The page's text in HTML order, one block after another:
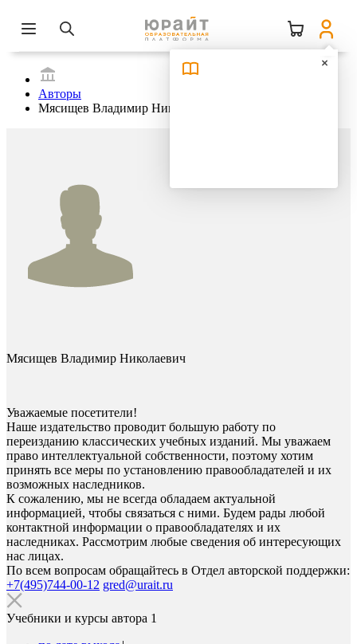
Авторы
Мясищев Владимир Николаевич
Мясищев Владимир Николаевич
Уважаемые посетители!
Наше издательство проводит большую работу по
переизданию классических учебных изданий. Мы уважаем
право интеллектуальной собственности, поэтому хотим
принять все меры по установлению правообладателей и их
возможных наследников.
К сожалению, мы не всегда обладаем актуальной
информацией, чтобы связаться с ними. Будем рады любой
контактной информации о правообладателях и их
наследниках. Рассмотрим любые сведения об интересующих
нас лицах.
По всем вопросам обращайтесь в Отдел авторской поддержки:
+7(495)744-00-12 gred@urait.ru
Учебники и курсы автора 1